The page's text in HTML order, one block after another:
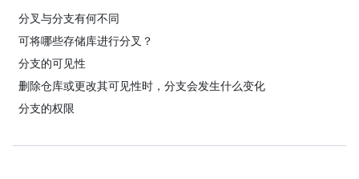
分叉与分支有何不同
可将哪些存储库进行分叉？
分支的可见性
删除仓库或更改其可见性时，分支会发生什么变化
分支的权限